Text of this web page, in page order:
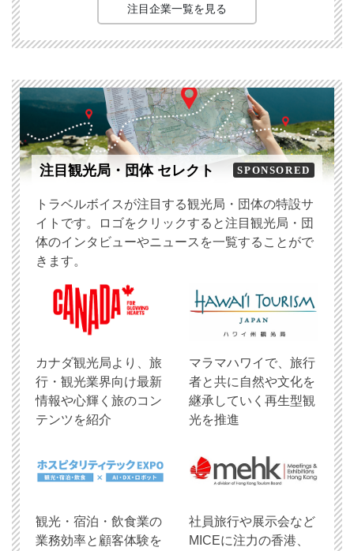
注目企業一覧を見る
注目観光局・団体 セレクト SPONSORED
トラベルボイスが注目する観光局・団体の特設サ
イトです。ロゴをクリックすると注目観光局・団
体のインタビューやニュースを一覧することがで
きます。
​カナダ観光局より、旅
行・観光業界向け最新
情報や心輝く旅のコン
テンツを紹介
マラマハワイで、旅行
者と共に自然や文化を
継承していく再生型観
光を推進
観光・宿泊・飲食業の
業務効率と顧客体験を
社員旅行や展示会など
MICEに注力の香港、